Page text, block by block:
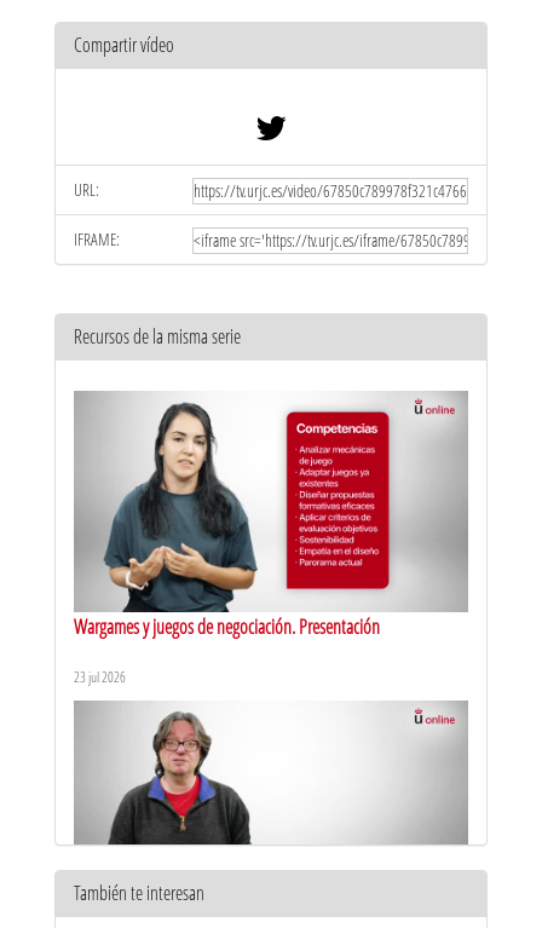
Compartir vídeo
URL:
IFRAME:
Recursos de la misma serie
Wargames y juegos de negociación. Presentación
23 jul 2026
También te interesan